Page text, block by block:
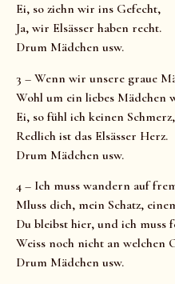
Ei, so ziehn wir ins Gefecht,
Ja, wir Elsässer haben recht.
Drum Mädchen usw.
3 – Wenn wir unsere graue
Wohl um ein liebes Mädchen
Ei, so fühl ich keinen Schmerz,
Redlich ist das Elsässer Herz.
Drum Mädchen usw.
4 – Ich muss wandern auf
Mluss dich, mein Schatz,
Du bleibst hier, und ich muss
Weiss noch nicht an welchen
Drum Mädchen usw.